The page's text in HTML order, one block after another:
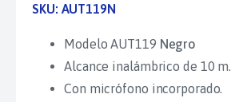
SKU: AUT119N
Modelo AUT119 Negro
Alcance inalámbrico de 10 m.
Con micrófono incorporado.